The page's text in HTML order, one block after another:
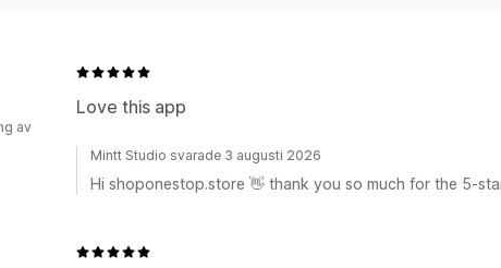
Love this app
av
Mintt Studio svarade 3 augusti 2026
Hi shoponestop.store 👋 thank you so much for the 5-